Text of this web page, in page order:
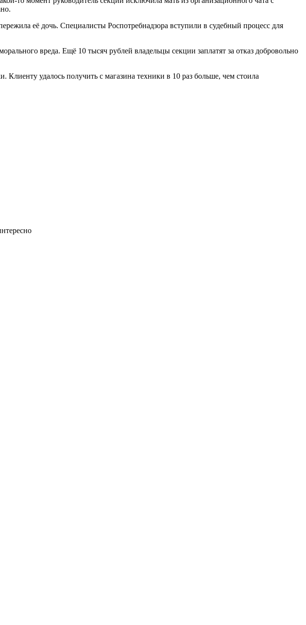
её дочь. Специалисты Роспотребнадзора вступили в судебный процесс для
вреда. Ещё 10 тысяч рублей владельцы секции заплатят за отказ добровольно
Клиенту удалось получить с магазина техники в 10 раз больше, чем стоила